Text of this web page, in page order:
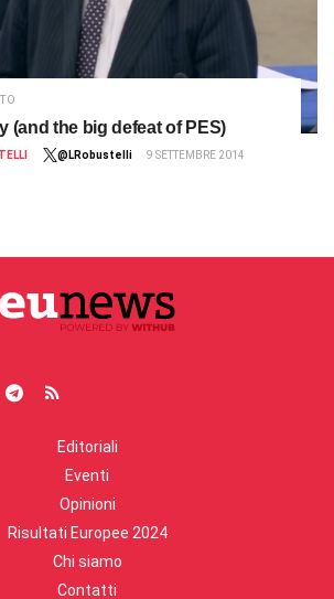
(and the big defeat of PES)
@LRobustelli 9 SETTEMBRE 2014
Editoriali
Eventi
Opinioni
Risultati Europee 2024
Chi siamo
Contatti